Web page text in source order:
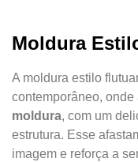
Moldura
A moldura estilo
contemporâneo, onde
moldura, com um
estrutura. Esse
imagem e reforça a